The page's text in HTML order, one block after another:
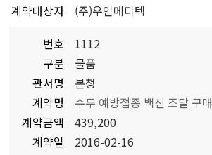
계약대상자
(주)우인메디텍
번호
1112
구분
물품
관서명
본청
계약명
수두 예방접종 백신 조달 구매
계약금액
439,200
계약일
2016-02-16